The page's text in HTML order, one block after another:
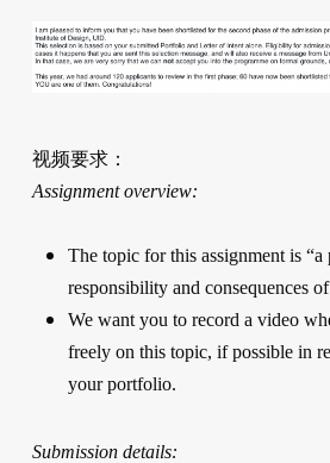
视频要求：
Assignment overview:
The topic for this assignment is
responsibility and consequences
We want you to record a video
freely on this topic, if possible in
your portfolio.
Submission details: